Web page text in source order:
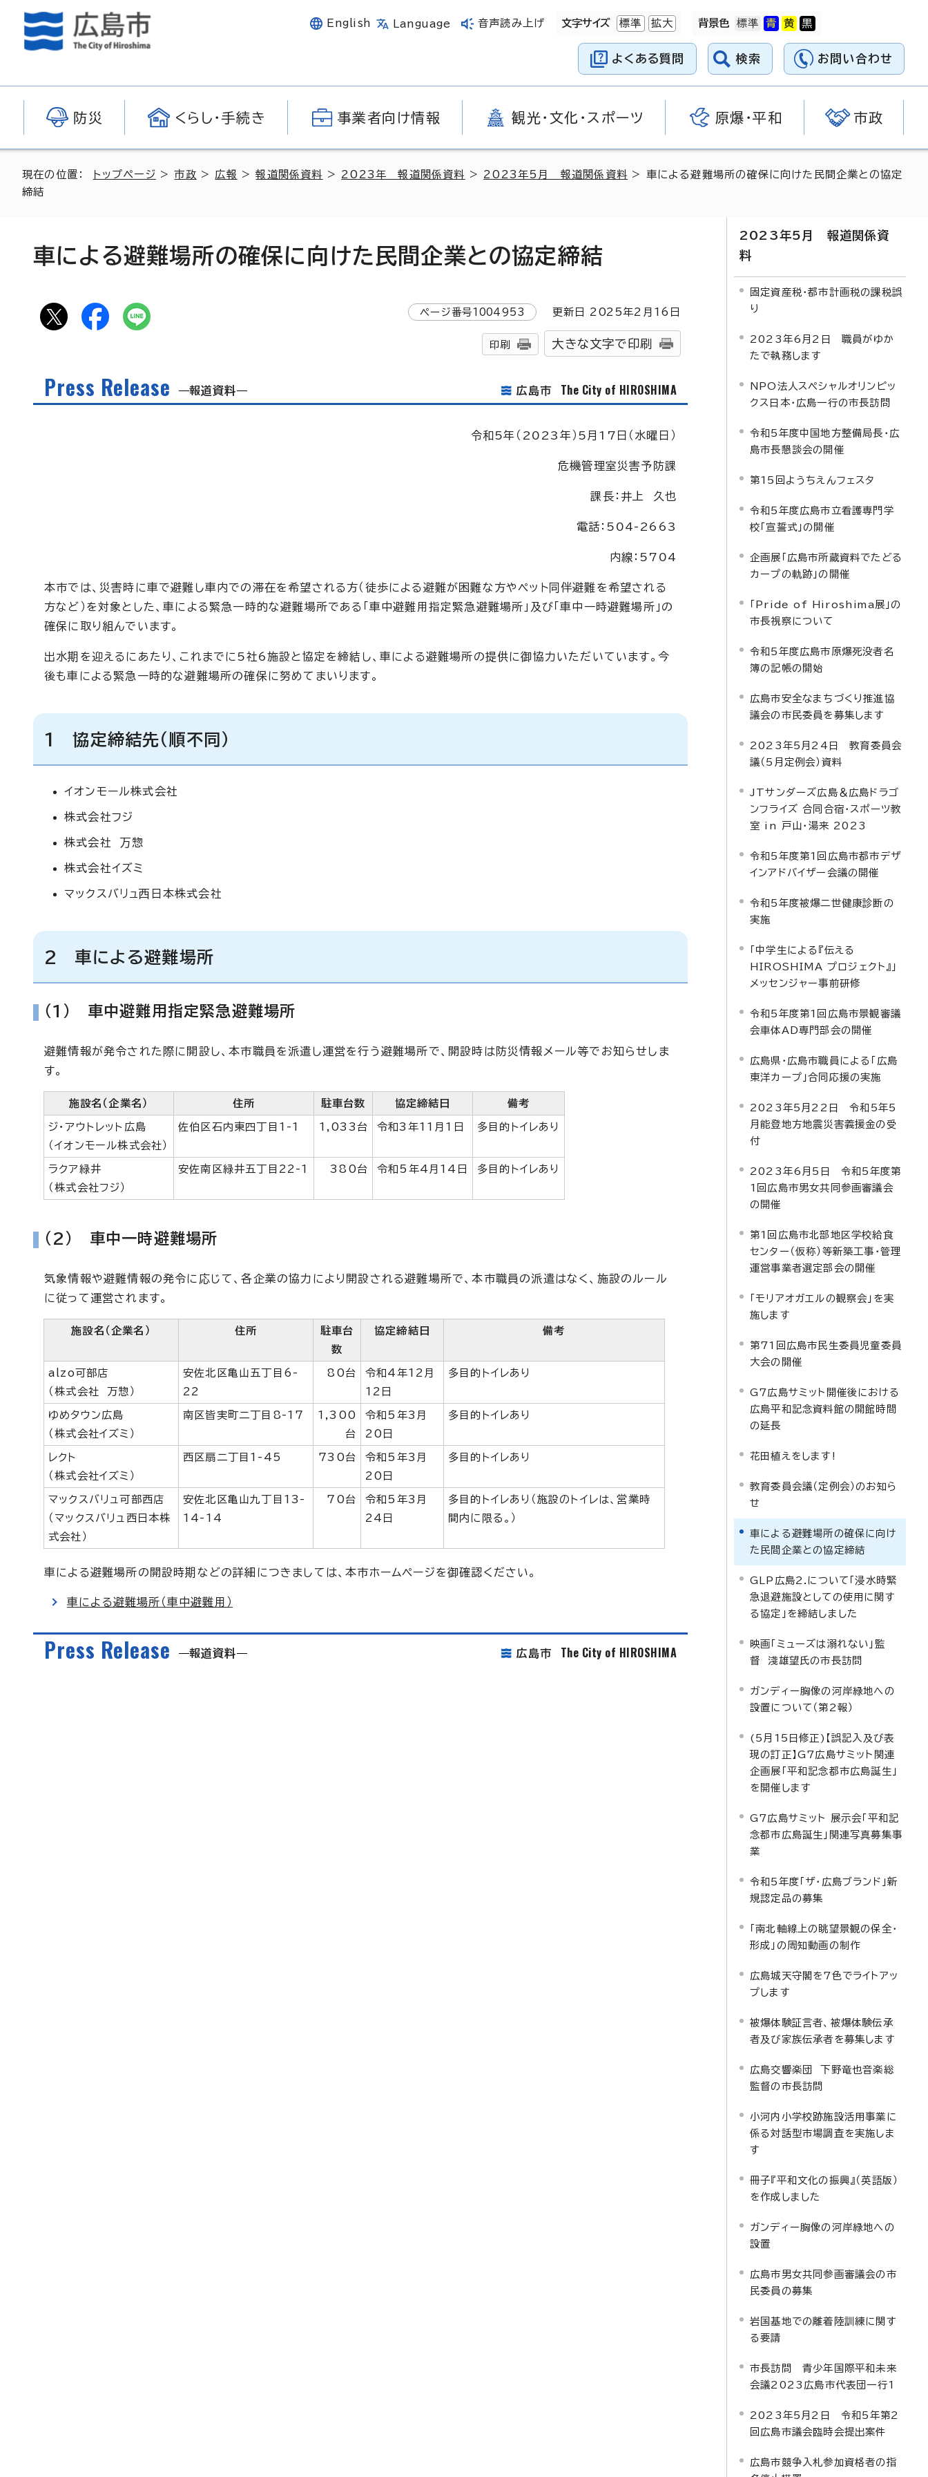
English Language 音声読み上げ 文字サイズ 標準 拡大 背景色
よくある質問 検索 お問い合わせ
防災 くらし・手続き 事業者向け情報 観光・文化・スポーツ 原爆・平和 市政
現在の位置： トップページ >市政 > 広報 >報道関係資料 > 2023年 報道関係資料 > 2023年5月 報道関係資料 > 車による避難場所の確保に向けた民間企業との協定
締結
車による避難場所の確保に向けた民間企業との協定締結
ページ番号1004953 更新日 2025年2月 16 日
印刷 大きな文字で印刷
Press Release 報道資料 広島市 The City of HIROSHIMA
令和5年（2023年）5月17日（水曜日）
危機管理室災害予防課
課長：井上 久也
電話：504-2663
内線：5704
本市では、災害時に車で避難し車内での滞在を希望される方（徒歩による避難が困難な方やペット同伴避難を希望される
方など）を対象とした、車による緊急一時的な避難場所である「車中避難用指定緊急避難場所」及び「車中一時避難場所」の
確保に取り組んでいます。
出水期を迎えるにあたり、これまでに5社6施設と協定を締結し、車による避難場所の提供に御協力いただいています。今
後も車による緊急一時的な避難場所の確保に努めてまいります。
1 協定締結先（順不同）
イオンモール株式会社
株式会社フジ
株式会社 万惣
株式会社イズミ
マックスバリュ西日本株式会社
2 車による避難場所
（1） 車中避難用指定緊急避難場所
避難情報が発令された際に開設し、本市職員を派遣し運営を行う避難場所で、開設時は防災情報メール等でお知らせしま
す。
施設名（企業名） 住所 駐車台数 協定締結日 備考
ジ・アウトレット広島
（イオンモール株式会社）
佐伯区石内東四丁目1-1 1,033台 令和3年11月1日 多目的トイレあり
ラクア緑井
（株式会社フジ）
安佐南区緑井五丁目22-1 380台 令和5年4月14日 多目的トイレあり
（2） 車中一時避難場所
気象情報や避難情報の発令に応じて、各企業の協力により開設される避難場所で、本市職員の派遣はなく、施設のルール
に従って運営されます。
施設名（企業名） 住所
駐車台
数
協定締結日 備考
alzo可部店
（株式会社 万惣）
安佐北区亀山五丁目6-
22
80台
令和4年12月
12日
多目的トイレあり
ゆめタウン広島
（株式会社イズミ）
南区皆実町二丁目8-17
1,300
台
令和5年3月
20日
多目的トイレあり
レクト
（株式会社イズミ）
西区扇二丁目1-45 730台
令和5年3月
20日
多目的トイレあり
マックスバリュ可部西店
（マックスバリュ西日本株
式会社）
安佐北区亀山九丁目13-
14-14
70台
令和5年3月
24日
多目的トイレあり（施設のトイレは、営業時
間内に限る。）
車による避難場所の開設時期などの詳細につきましては、本市ホームページを御確認ください。
車による避難場所（車中避難用）
Press Release 報道資料 広島市 The City of HIROSHIMA
2023年5月 報道関係資
料
固定資産税・都市計画税の課税誤
り
2023年6月2日 職員がゆか
たで執務します
NPO法人スペシャルオリンピッ
クス日本・広島一行の市長訪問
令和5年度中国地方整備局長・広
島市長懇談会の開催
第15回ようちえんフェスタ
令和5年度広島市立看護専門学
校「宣誓式」の開催
企画展「広島市所蔵資料でたどる
カープの軌跡」の開催
「Pride of Hiroshima展」の
市長視察について
令和5年度広島市原爆死没者名
簿の記帳の開始
広島市安全なまちづくり推進協
議会の市民委員を募集します
2023年5月24日 教育委員会
議（5月定例会）資料
JTサンダーズ広島＆広島ドラゴ
ンフライズ 合同合宿・スポーツ教
室 in 戸山・湯来 2023
令和5年度第1回広島市都市デザ
インアドバイザー会議の開催
令和5年度被爆二世健康診断の
実施
「中学生による『伝える
HIROSHIMA プロジェクト』」
メッセンジャー事前研修
令和5年度第1回広島市景観審議
会車体AD専門部会の開催
広島県・広島市職員による「広島
東洋カープ」合同応援の実施
2023年5月22日 令和5年5
月能登地方地震災害義援金の受
付
2023年6月5日 令和5年度第
1回広島市男女共同参画審議会
の開催
第1回広島市北部地区学校給食
センター（仮称）等新築工事・管理
運営事業者選定部会の開催
「モリアオガエルの観察会」を実
施します
第71回広島市民生委員児童委員
大会の開催
G7広島サミット開催後における
広島平和記念資料館の開館時間
の延長
花田植えをします!
教育委員会議（定例会）のお知ら
せ
車による避難場所の確保に向け
た民間企業との協定締結
GLP広島2.について「浸水時緊
急退避施設としての使用に関す
る協定」を締結しました
映画「ミューズは溺れない」監
督 淺雄望氏の市長訪問
ガンディー胸像の河岸緑地への
設置について（第2報）
(5月15日修正)【誤記入及び表
現の訂正】G7広島サミット関連
企画展「平和記念都市広島誕生」
を開催します
G7広島サミット 展示会「平和記
念都市広島誕生」関連写真募集事
業
令和5年度「ザ・広島ブランド」新
規認定品の募集
「南北軸線上の眺望景観の保全・
形成」の周知動画の制作
広島城天守閣を7色でライトアッ
プします
被爆体験証言者、被爆体験伝承
者及び家族伝承者を募集します
広島交響楽団 下野竜也音楽総
監督の市長訪問
小河内小学校跡施設活用事業に
係る対話型市場調査を実施しま
す
冊子『平和文化の振興』（英語版）
を作成しました
ガンディー胸像の河岸緑地への
設置
広島市男女共同参画審議会の市
民委員の募集
岩国基地での離着陸訓練に関す
る要請
市長訪問 青少年国際平和未来
会議2023広島市代表団一行1
2023年5月2日 令和5年第2
回広島市議会臨時会提出案件
広島市競争入札参加資格者の指